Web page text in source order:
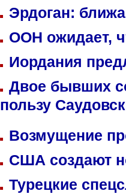
Эрдоган:
ООН ожидает,
Иордания
Двое бывших
пользу
Возмущение
США создают
Турецкие